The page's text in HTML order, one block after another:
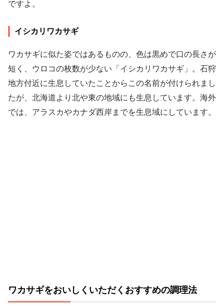
ですよ。
イシカリワカサギ
ワカサギに似た姿ではあるものの、色は黒めで口の長さが
短く、ウロコの枚数が少ない「イシカリワカサギ」。石狩
地方付近に生息していたことからこの名前が付けられまし
たが、北海道より北や東の地域にも生息しています。海外
では、アラスカやカナダ西岸までを生息域にしています。
ワカサギをおいしくいただくおすすめの調理法